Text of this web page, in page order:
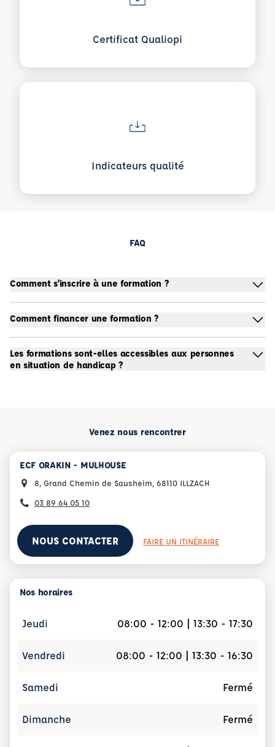
Certificat Qualiopi
Indicateurs qualité
FAQ
Comment s'inscrire à une formation ?
Comment financer une formation ?
Les formations sont-elles accessibles aux personnes
en situation de handicap ?
Venez nous rencontrer
ECF ORAKIN - MULHOUSE
8, Grand Chemin de Sausheim, 68110 ILLZACH
03 89 64 05 10
NOUS CONTACTER FAIRE UN ITINÉRAIRE
Nos horaires
Jeudi 08:00 - 12:00 | 13:30 - 17:30
Vendredi 08:00 - 12:00 | 13:30 - 16:30
Samedi Fermé
Dimanche Fermé